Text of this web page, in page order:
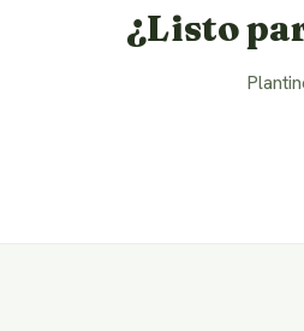
¿Listo